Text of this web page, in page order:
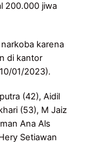
200.000 jiwa
karena
di kantor
01/2023).
(42), Aidil
(53), M Jaiz
Ana Als
Setiawan